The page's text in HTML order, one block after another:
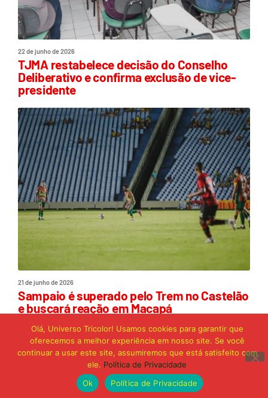
22 de junho de 2026
TJMA restabelece decisão do Conselho
Deliberativo e confirma exclusão de vice-
presidente
21 de junho de 2026
Sampaio é superado pelo Trem no Castelão
e buscará reação em Macapá
Olá, Universo Tricolor! Usamos cookies para garantir que
oferecemos a melhor experiência em nosso site. Se você
continuar a usar este site, assumiremos que está satisfeito com
ele. Política de Privacidade
Ok
Política de Privacidade